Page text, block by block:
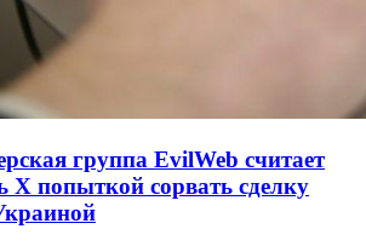
группа EvilWeb считает
Х попыткой сорвать сделку